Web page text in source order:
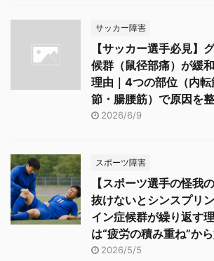
サッカー障害
【サッカー選手必見】
候群（鼠径部痛）が緩
理由｜4つの部位（内
節・腸腰筋）で原因を
2026/6/9
スポーツ障害
【スポーツ選手の怪我
抜けないとシンスプリ
イン症候群が繰り返す
は“疲労の積み重ね”か
2026/5/5